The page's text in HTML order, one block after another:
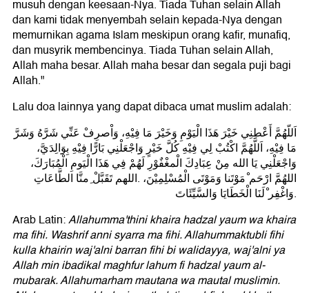
musuh dengan keesaan-Nya. Tiada Tuhan selain Allah
dan kami tidak menyembah selain kepada-Nya dengan
memurnikan agama Islam meskipun orang kafir, munafiq,
dan musyrik membencinya. Tiada Tuhan selain Allah,
Allah maha besar. Allah maha besar dan segala puji bagi
Allah."
Lalu doa lainnya yang dapat dibaca umat muslim adalah:
اَللّهُمَّ أَعْطِنِي خَيْرَ هَذَا الْيَوْمِ وَخَيْرَ مَا فِيْهِ، وَاْصرِفْ عَنِّي شَرَّهُ وَشَرَّ
مَا فِيْهِ، اَللَّهُمَّ اكْتُبْ لِي فِيْهِ كُلَّ خَيْرٍ وَاجْعَلْنِي بَارًّا فِيْهِ بِوَالِدَيَّ،
وَاجْعَلْنِي يَا الله مِنْ عِبَادِكَ الْمغْفٌوْرِ لَهُمْ فِي هَذَا الْيَومِ الْمُبَارَكَ،
اللهُمَّ ارْحَم ْمَوْتَنا وَمَوْتَى الْمُسْلِمِيْنَ، .اللهم تَقَبَّلْ ِمنَّا الطَّاعَاتِ
وَاغْفِر ْلَنَا الْخَطَايَا وَالسَّيِّئَاتَ.
Arab Latin:Allahumma'thini khaira hadzal yaum wa khaira
ma fihi. Washrif anni syarra ma fihi. Allahummaktubli fihi
kulla khairin waj'alni barran fihi bi walidayya, waj'alni ya
Allah min ibadikal maghfur lahum fi hadzal yaum al-
mubarak. Allahumarham mautana wa mautal muslimin.